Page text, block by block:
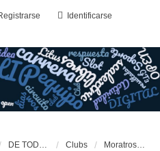
Identificarse
DE TODO UN POCO Clubs Moratros Club